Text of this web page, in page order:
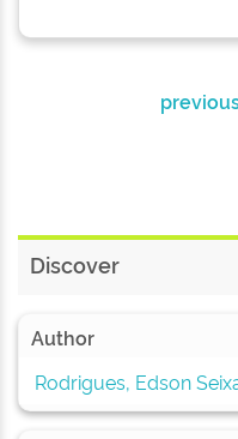
Discover
Author
Rodrigues, Edson